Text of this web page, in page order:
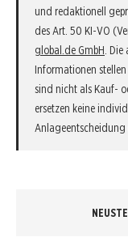
und redaktionell
des Art. 50 KI-VO
global.de GmbH. Die
Informationen
sind nicht als Kauf-
ersetzen keine
Anlageentscheidung